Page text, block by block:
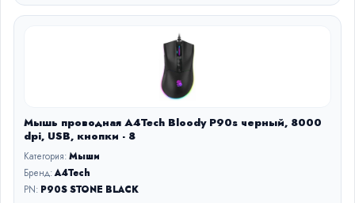
Мышь проводная A4Tech Bloody P90s черный, 8000
dpi, USB, кнопки - 8
Категория:Мыши
Бренд:A4Tech
PN: P90S STONE BLACK